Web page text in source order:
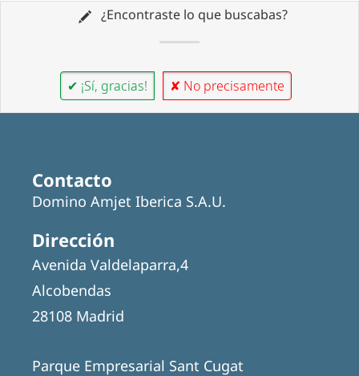
¿Encontraste lo que buscabas?
✔ ¡Sí, gracias! ✘ No precisamente
Contacto
Domino Amjet Iberica S.A.U.
Dirección
Avenida Valdelaparra,4
Alcobendas
28108 Madrid
Parque Empresarial Sant Cugat